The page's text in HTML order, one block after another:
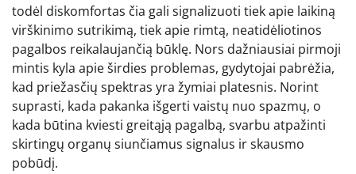
todėl diskomfortas čia gali signalizuoti tiek apie laikiną
virškinimo sutrikimą, tiek apie rimtą, neatidėliotinos
pagalbos reikalaujančią būklę. Nors dažniausiai pirmoji
mintis kyla apie širdies problemas, gydytojai pabrėžia,
kad priežasčių spektras yra žymiai platesnis. Norint
suprasti, kada pakanka išgerti vaistų nuo spazmų, o
kada būtina kviesti greitąją pagalbą, svarbu atpažinti
skirtingų organų siunčiamus signalus ir skausmo
pobūdį.